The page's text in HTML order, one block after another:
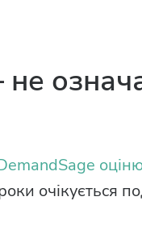
очікується